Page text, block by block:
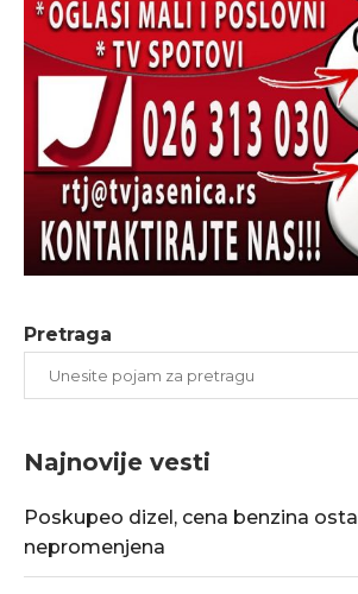
Pretraga
Najnovije vesti
Poskupeo dizel, cena benzina
nepromenjena